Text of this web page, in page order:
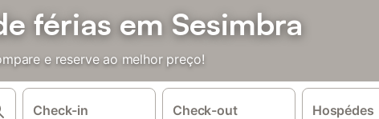
férias em Sesimbra
e reserve ao melhor preço!
Check-in Check-out Hospédes